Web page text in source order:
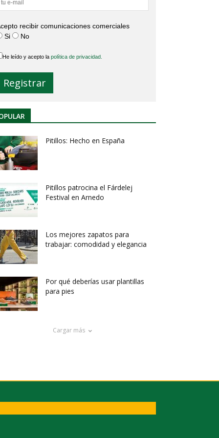
recibir comunicaciones comerciales
Si
No
He leído y acepto la política de privacidad.
Pitillos: Hecho en España
Pitillos patrocina el Fárdelej
Festival en Arnedo
Los mejores zapatos para
trabajar: comodidad y elegancia
Por qué deberías usar plantillas
para pies
Cargar más